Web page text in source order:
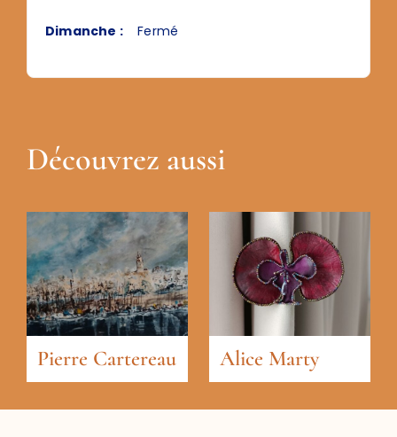
Dimanche : Fermé
Découvrez aussi
Pierre Cartereau Alice Marty